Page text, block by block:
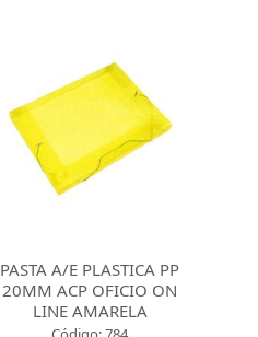
PASTA A/E PLASTICA PP
20MM ACP OFICIO ON
LINE AMARELA